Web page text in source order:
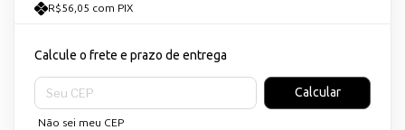
R$56,05 com PIX
Calcule o frete e prazo de entrega
Entregas para o CEP:
Calcular
Não sei meu CEP